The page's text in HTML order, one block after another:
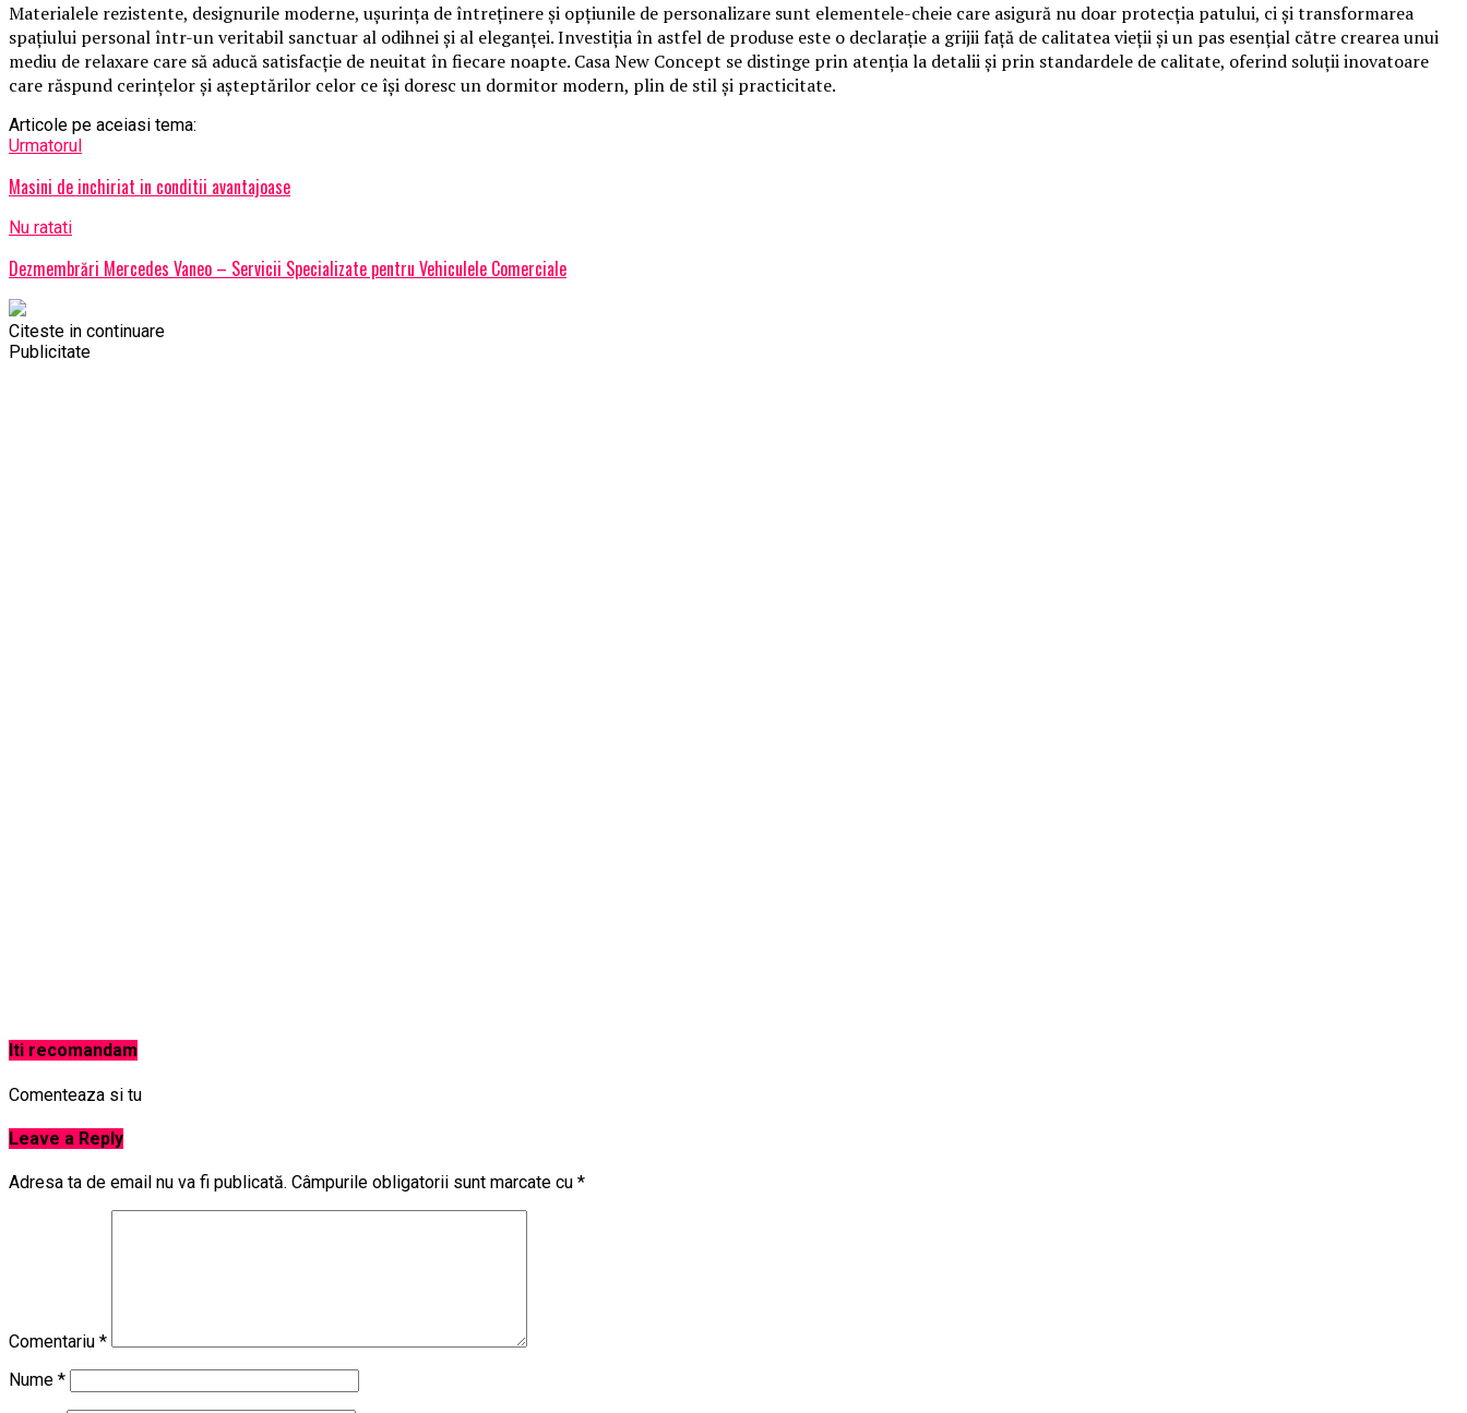
Materialele rezistente, designurile moderne, ușurința de întreținere și opțiunile de personalizare sunt elementele-cheie care asigură nu doar protecția patului, ci și transformarea
spațiului personal într-un veritabil sanctuar al odihnei și al eleganței. Investiția în astfel de produse este o declarație a grijii față de calitatea vieții și un pas esențial către crearea unui
mediu de relaxare care să aducă satisfacție de neuitat în fiecare noapte. Casa New Concept se distinge prin atenția la detalii și prin standardele de calitate, oferind soluții inovatoare
care răspund cerințelor și așteptărilor celor ce își doresc un dormitor modern, plin de stil și practicitate.
Articole pe aceiasi tema:
Urmatorul
Masini de inchiriat in conditii avantajoase
Nu ratati
Dezmembrări Mercedes Vaneo – Servicii Specializate pentru Vehiculele Comerciale
Citeste in continuare
Publicitate
Iti recomandam
Comenteaza si tu
Leave a Reply
Adresa ta de email nu va fi publicată. Câmpurile obligatorii sunt marcate cu *
Comentariu *
Nume *